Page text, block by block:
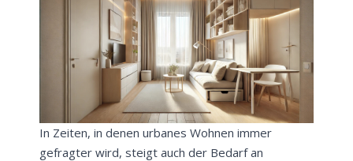
In Zeiten, in denen urbanes Wohnen immer
gefragter wird, steigt auch der Bedarf an